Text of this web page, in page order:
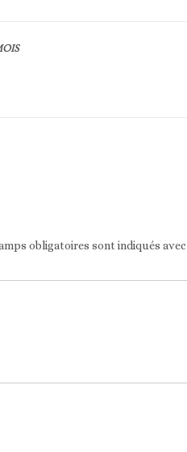
obligatoires sont indiqués avec